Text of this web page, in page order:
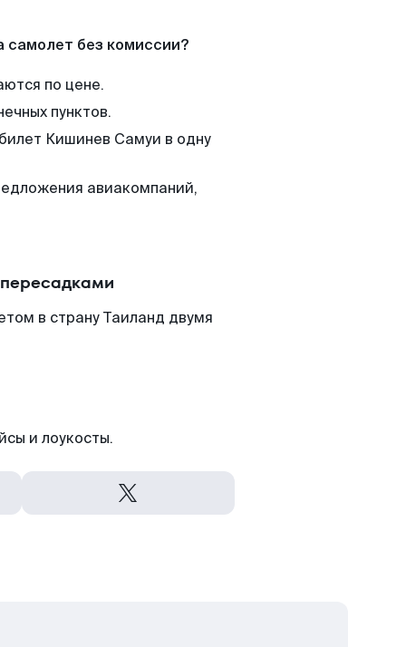
самолет без комиссии?
по цене.
пунктов.
Кишинев Самуи в одну
авиакомпаний,
в страну Таиланд двумя
и лоукосты.